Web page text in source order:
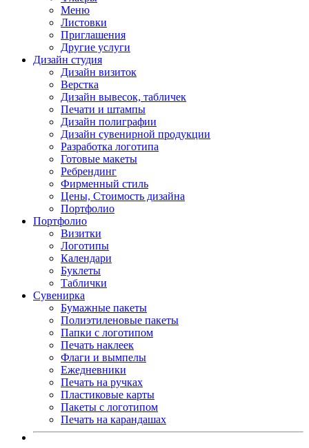
Меню
Листовки
Приглашения
Другие услуги
Дизайн студия
Дизайн визиток
Верстка
Дизайн вывесок, табличек
Печати и штампы
Дизайн полиграфии
Дизайн сувенирной продукции
Разработка логотипа
Готовые макеты
Ребрендинг
Фирменный стиль
Цены, Стоимость дизайна
Портфолио
Портфолио
Визитки
Логотипы
Календари
Буклеты
Таблички
Сувенирка
Бумажные пакеты
Полиэтиленовые пакеты
Папки с логотипом
Печать наклеек
Флаги и вымпелы
Ежедневники
Печать на ручках
Пластиковые карты
Пакеты с логотипом
Печать на карандашах